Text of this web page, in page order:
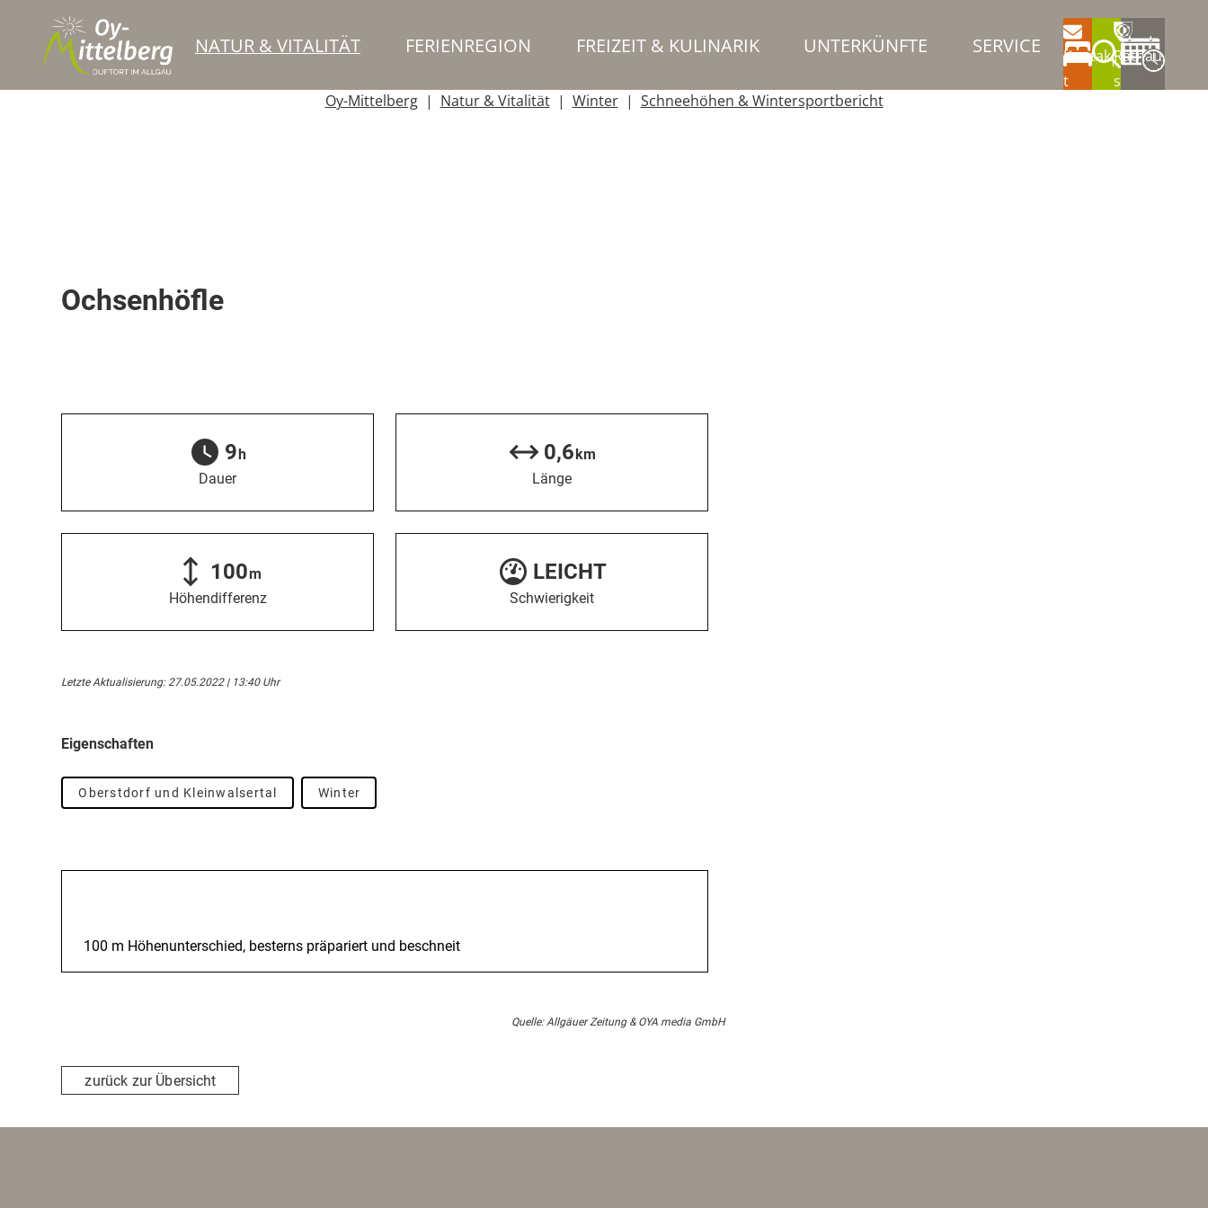
NATUR & VITALITÄT FERIENREGION FREIZEIT & KULINARIK UNTERKÜNFTE SERVICE
Kontak
t
Rathau
s
Oy-Mittelberg
Natur & Vitalität Winter Schneehöhen & Wintersportbericht
Ochsenhöfle
9h
Dauer
0,6km
Länge
100m
Höhendifferenz
LEICHT
Schwierigkeit
Letzte Aktualisierung: 27.05.2022 | 13:40 Uhr
Eigenschaften
Oberstdorf und Kleinwalsertal Winter
100 m Höhenunterschied, besterns präpariert und beschneit
Quelle: Allgäuer Zeitung & OYA media GmbH
zurück zur Übersicht